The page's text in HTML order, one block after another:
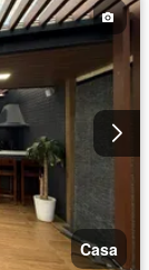
Casa